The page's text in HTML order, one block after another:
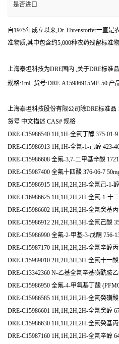
是否进口
自1975年成立以来,Dr. Ehrenstorfer一直
准物质,其中包含约5,000种农药残留标准物
上海泰坦科技为DRE国内 ,关于DRE标准
规格:1mL 货号:DRE-A15986915ME-50 产
上海泰坦科技股份有限公司除DRE标准
货号 中文描述 CAS# 规格
DRE-C15986540 1H,1H-全氟丁醇 375-01-9
DRE-C15986913 1H,1H-全氟-1-己醇 423-
DRE-C15986608 全氟-3,7-二甲基辛酸
DRE-C15987400 全氟十四酸 376-06-7
DRE-C15986915 1H,1H,2H,2H-全氟己-1-
DRE-C16986625 1H,1H,2H,2H-全氟-1-十
DRE-C15986602 1H,1H,2H,2H-全氟癸基
DRE-C15986912 2H,2H,3H,3H-全氟己酸
DRE-C15986990 全氟-2-甲基-3-戊酮 756-
DRE-C15987170 1H,1H,2H,2H-全氟辛醇
DRE-C15989010 2H,2H,3H,3H-全氟十一酸
DRE-C13342360 N-乙基全氟辛基磺酰胺乙
DRE-C15986950 全氟-4-甲氧基丁酸
DRE-C15986585 1H,1H,2H,2H-全氟癸磺酸
DRE-C15986601 1H,1H,2H,2H-全氟癸醇
DRE-C15986630 1H,1H,2H,2H-全氟癸基
DRE-C15987160 1H,1H,2H,2H-全氟辛醇